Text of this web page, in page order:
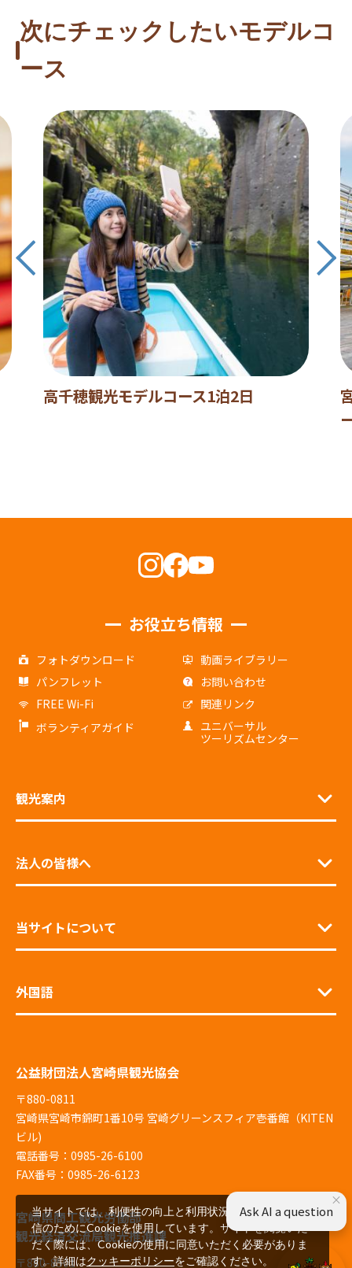
次にチェックしたいモデルコ
ース
高千穂観光モデルコース1泊2日
お役立ち情報
フォトダウンロード
動画ライブラリー
パンフレット
お問い合わせ
FREE Wi-Fi
関連リンク
ボランティアガイド
ユニバーサル
ツーリズムセンター
観光案内
法人の皆様へ
当サイトについて
外国語
公益財団法人宮崎県観光協会
〒880-0811
宮崎県宮崎市錦町1番10号 宮崎グリーンスフィア壱番館（KITEN
ビル)
電話番号：0985-26-6100
FAX番号：0985-26-6123
宮崎県商工観光労働部
観光経済交流局観光推進課
〒880-8501
当サイトでは、利便性の向上と利用状況の解析、広告配
信のためにCookieを使用しています。サイトを閲覧いた
だく際には、Cookieの使用に同意いただく必要がありま
す。詳細はクッキーポリシーをご確認ください。
×
Ask AI a question